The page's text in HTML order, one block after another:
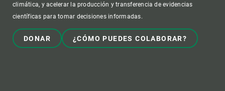
climática, y acelerar la producción y transferencia de evidencias
científicas para tomar decisiones informadas.
DONAR ¿CÓMO PUEDES COLABORAR?